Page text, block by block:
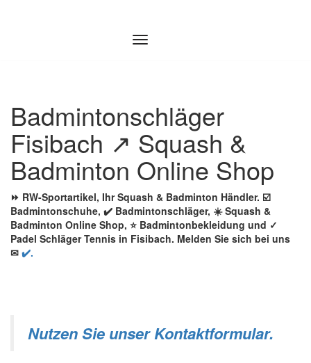
Badmintonschläger
Fisibach ↗️ Squash &
Badminton Online Shop
⏩ RW-Sportartikel, Ihr Squash & Badminton Händler. ☑️
Badmintonschuhe, ✔️ Badmintonschläger, ☀️ Squash &
Badminton Online Shop, ⭐ Badmintonbekleidung und ✓
Padel Schläger Tennis in Fisibach. Melden Sie sich bei uns
✉ ✔️.
Nutzen Sie unser Kontaktformular.